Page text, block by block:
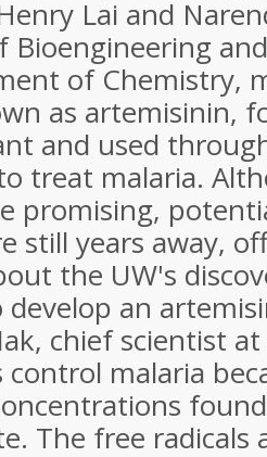
Lai and
of Chemistry,
as artemisinin,
and used
treat malaria.
promising,
still years away,
the UW's
an
chief scientist
control malaria
The free radicals